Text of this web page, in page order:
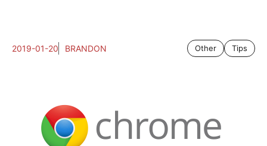
2019-01-20 BRANDON Other Tips